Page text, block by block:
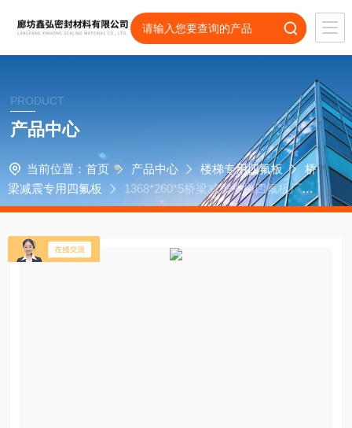
PRODUCT
产品中心
当前位置： 首页 产品中心 楼梯专用四氟板
桥
梁减震专用四氟板
1368*260*5桥梁减震楼梯四氟板厂家
价格